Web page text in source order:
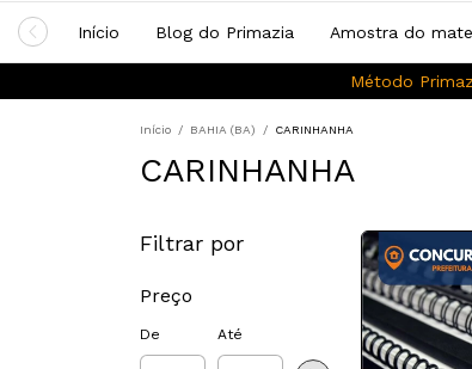
Método
Início Blog do Primazia Amostra do
Início / BAHIA (BA) / CARINHANHA
CARINHANHA
Filtrar por
Preço
De Até